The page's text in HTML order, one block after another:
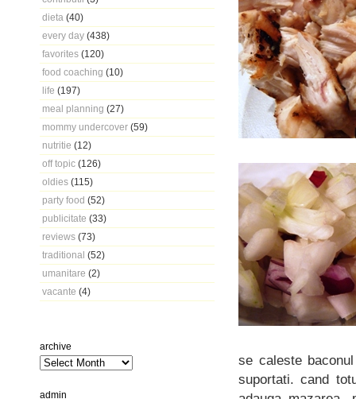
dieta (40)
every day (438)
favorites (120)
food coaching (10)
life (197)
meal planning (27)
mommy undercover (59)
nutritie (12)
off topic (126)
oldies (115)
party food (52)
publicitate (33)
reviews (73)
traditional (52)
umanitare (2)
vacante (4)
archive
admin
se caleste
suportati. cand